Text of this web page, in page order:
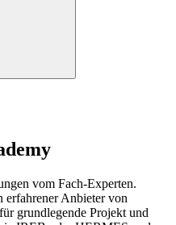
vom Fach-Experten.
Anbieter von
grundlegende Projekt und